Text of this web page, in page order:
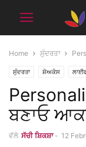
Home ਸੁੰਦਰਤਾ
ਸੁੰਦਰਤਾ ਸ਼ੋਅਕੇਸ
ਬਣਾਓ
ਵੱਲੋ ਸੱਚੀ ਸ਼ਿਕਸ਼ਾ - 12